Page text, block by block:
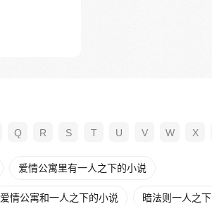
Q R S T U V W X
爱情公寓里有一人之下的小说
爱情公寓和一人之下的小说 暗法则一人之下